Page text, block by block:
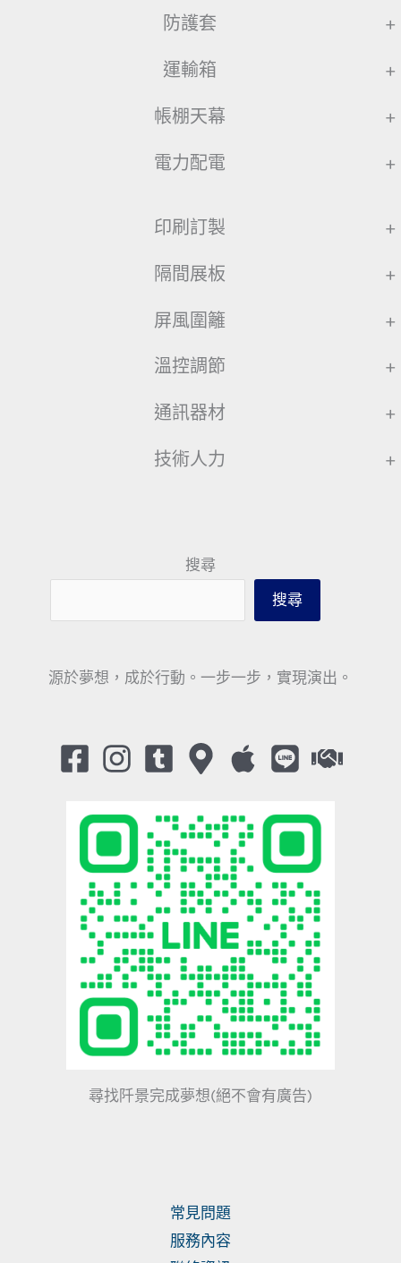
防護套 +
運輸箱 +
帳棚天幕 +
電力配電 +
印刷訂製 +
隔間展板 +
屏風圍籬 +
溫控調節 +
通訊器材 +
技術人力 +
搜尋
搜尋
源於夢想，成於行動。一步一步，實現演出。
尋找阡景完成夢想(絕不會有廣告)
常見問題
服務內容